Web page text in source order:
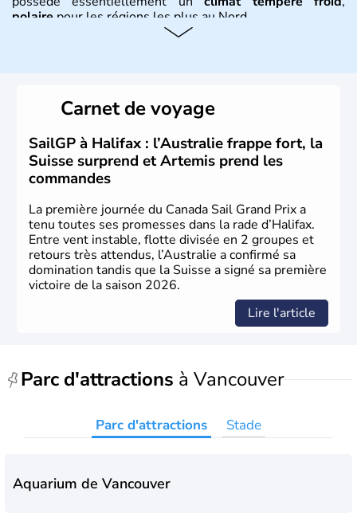
polaire pour les régions les plus au Nord.
territoire de la ville de Québec, le Canada passe ensuite
sous le contrôle des Britanniques. L'indépendance du
pays a été obtenue au cours d'un long processus qui s'est
étalé de 1867 à 1982. Le peuple autochtone des Inuits,
aujourd'hui appelé Eskimos, n'est découvert qu'au début
du XXème siècle lors d'une expédition dans le Grand
Nord.
Carnet de voyage
SailGP à Halifax : l’Australie frappe fort, la
Suisse surprend et Artemis prend les
commandes
La première journée du Canada Sail Grand Prix a
tenu toutes ses promesses dans la rade d’Halifax.
Entre vent instable, flotte divisée en 2 groupes et
retours très attendus, l’Australie a confirmé sa
domination tandis que la Suisse a signé sa première
victoire de la saison 2026.
Lire l'article
Parc d'attractions à Vancouver
Parc d'attractions Stade
Aquarium de Vancouver